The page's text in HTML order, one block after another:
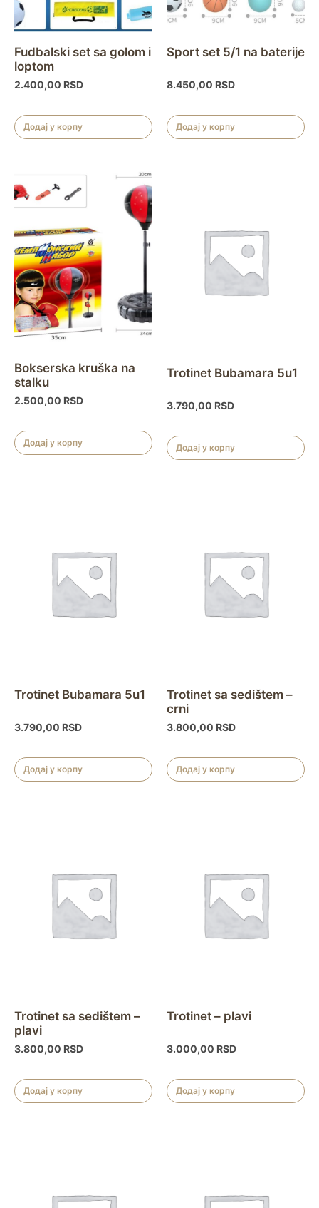
Fudbalski set sa golom i
loptom
2.400,00 RSD
Додај у корпу
Sport set 5/1 na baterije
8.450,00 RSD
Додај у корпу
Bokserska kruška na
stalku
2.500,00 RSD
Додај у корпу
Trotinet Bubamara 5u1
3.790,00 RSD
Додај у корпу
Trotinet Bubamara 5u1
3.790,00 RSD
Додај у корпу
Trotinet sa sedištem –
crni
3.800,00 RSD
Додај у корпу
Trotinet sa sedištem –
plavi
3.800,00 RSD
Додај у корпу
Trotinet – plavi
3.000,00 RSD
Додај у корпу